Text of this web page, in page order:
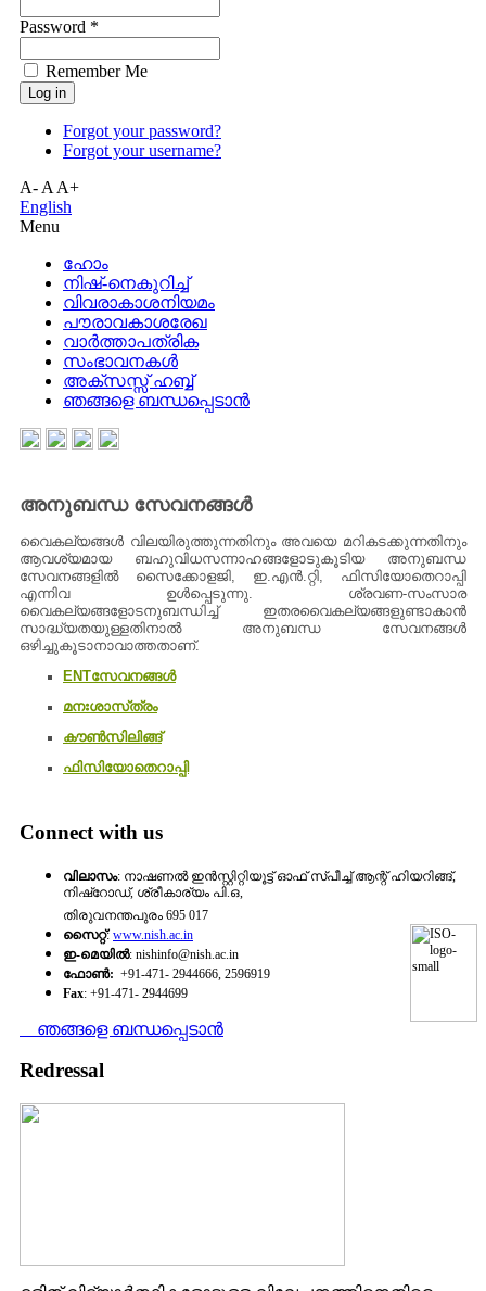
Password *
Remember Me
Forgot your password?
Forgot your username?
A-AA+
English
Menu
ഹോം
നിഷ്-നെകുറിച്ച്
വിവരാകാശനിയമം
പൗരാവകാശരേഖ
വാർത്താപത്രിക
സംഭാവനകൾ
അക്സസ്സ് ഹബ്ബ്
ഞങ്ങളെ ബന്ധപ്പെടാൻ
അനുബന്ധ സേവനങ്ങൾ
വൈകല്യങ്ങള്‍ വിലയിരുത്തുന്നതിനും അവയെ മറികടക്കുന്നതിനും
ആവശ്യമായ ബഹുവിധസന്നാഹങ്ങളോടുകൂടിയ അനുബന്ധ
സേവനങ്ങളില്‍ സൈക്കോളജി, ഇ.എന്‍.റ്റി, ഫിസിയോതെറാപ്പി
എന്നിവ ഉള്‍പ്പെടുന്നു. ശ്രവണ-സംസാര
വൈകല്യങ്ങളോടനുബന്ധിച്ച്‌ ഇതരവൈകല്യങ്ങളുണ്ടാകാന്‍
സാദ്ധ്യതയുള്ളതിനാല്‍ അനുബന്ധ സേവനങ്ങള്‍
ഒഴിച്ചുകൂടാനാവാത്തതാണ്‌.
ENTസേവനങ്ങള്‍
മനഃശാസ്‌ത്രം
കൗണ്‍സിലിങ്ങ്‌
ഫിസിയോതെറാപ്പി
Connect with us
വിലാസം: നാഷണല്‍ ഇന്‍സ്റ്റിറ്റിയൂട്ട്‌ ഓഫ് സ്‌പീച്ച്‌ ആന്റ് ഹിയറിങ്ങ്‌,
നിഷ്‌റോഡ്‌, ശ്രീകാര്യം പി.ഒ,
തിരുവനന്തപുരം 695 017
സൈറ്റ്‌: www.nish.ac.in
ഇ-മെയില്‍: nishinfo@nish.ac.in
ഫോണ്‍: +91-471- 2944666, 2596919
Fax: +91-471- 2944699
ഞങ്ങളെ ബന്ധപ്പെടാന്‍
Redressal